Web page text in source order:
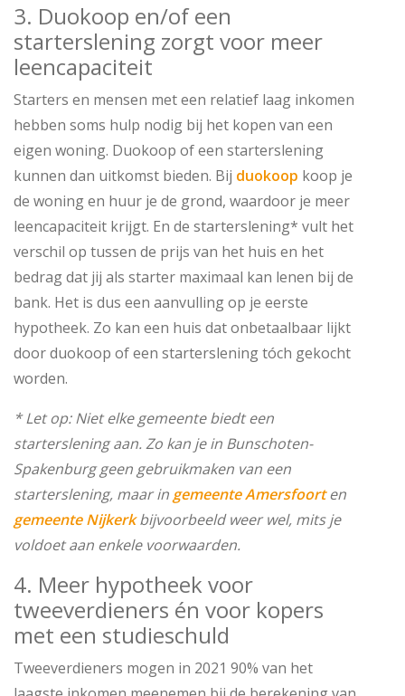
3. Duokoop en/of een
starterslening zorgt voor meer
leencapaciteit
Starters en mensen met een relatief laag inkomen
hebben soms hulp nodig bij het kopen van een
eigen woning. Duokoop of een starterslening
kunnen dan uitkomst bieden. Bij duokoop koop je
de woning en huur je de grond, waardoor je meer
leencapaciteit krijgt. En de starterslening* vult het
verschil op tussen de prijs van het huis en het
bedrag dat jij als starter maximaal kan lenen bij de
bank. Het is dus een aanvulling op je eerste
hypotheek. Zo kan een huis dat onbetaalbaar lijkt
door duokoop of een starterslening tóch gekocht
worden.
* Let op: Niet elke gemeente biedt een
starterslening aan. Zo kan je in Bunschoten-
Spakenburg geen gebruikmaken van een
starterslening, maar in gemeente Amersfoorten
gemeente Nijkerkbijvoorbeeld weer wel, mits je
voldoet aan enkele voorwaarden.
4. Meer hypotheek voor
tweeverdieners én voor kopers
met een studieschuld
Tweeverdieners mogen in 2021 90% van het